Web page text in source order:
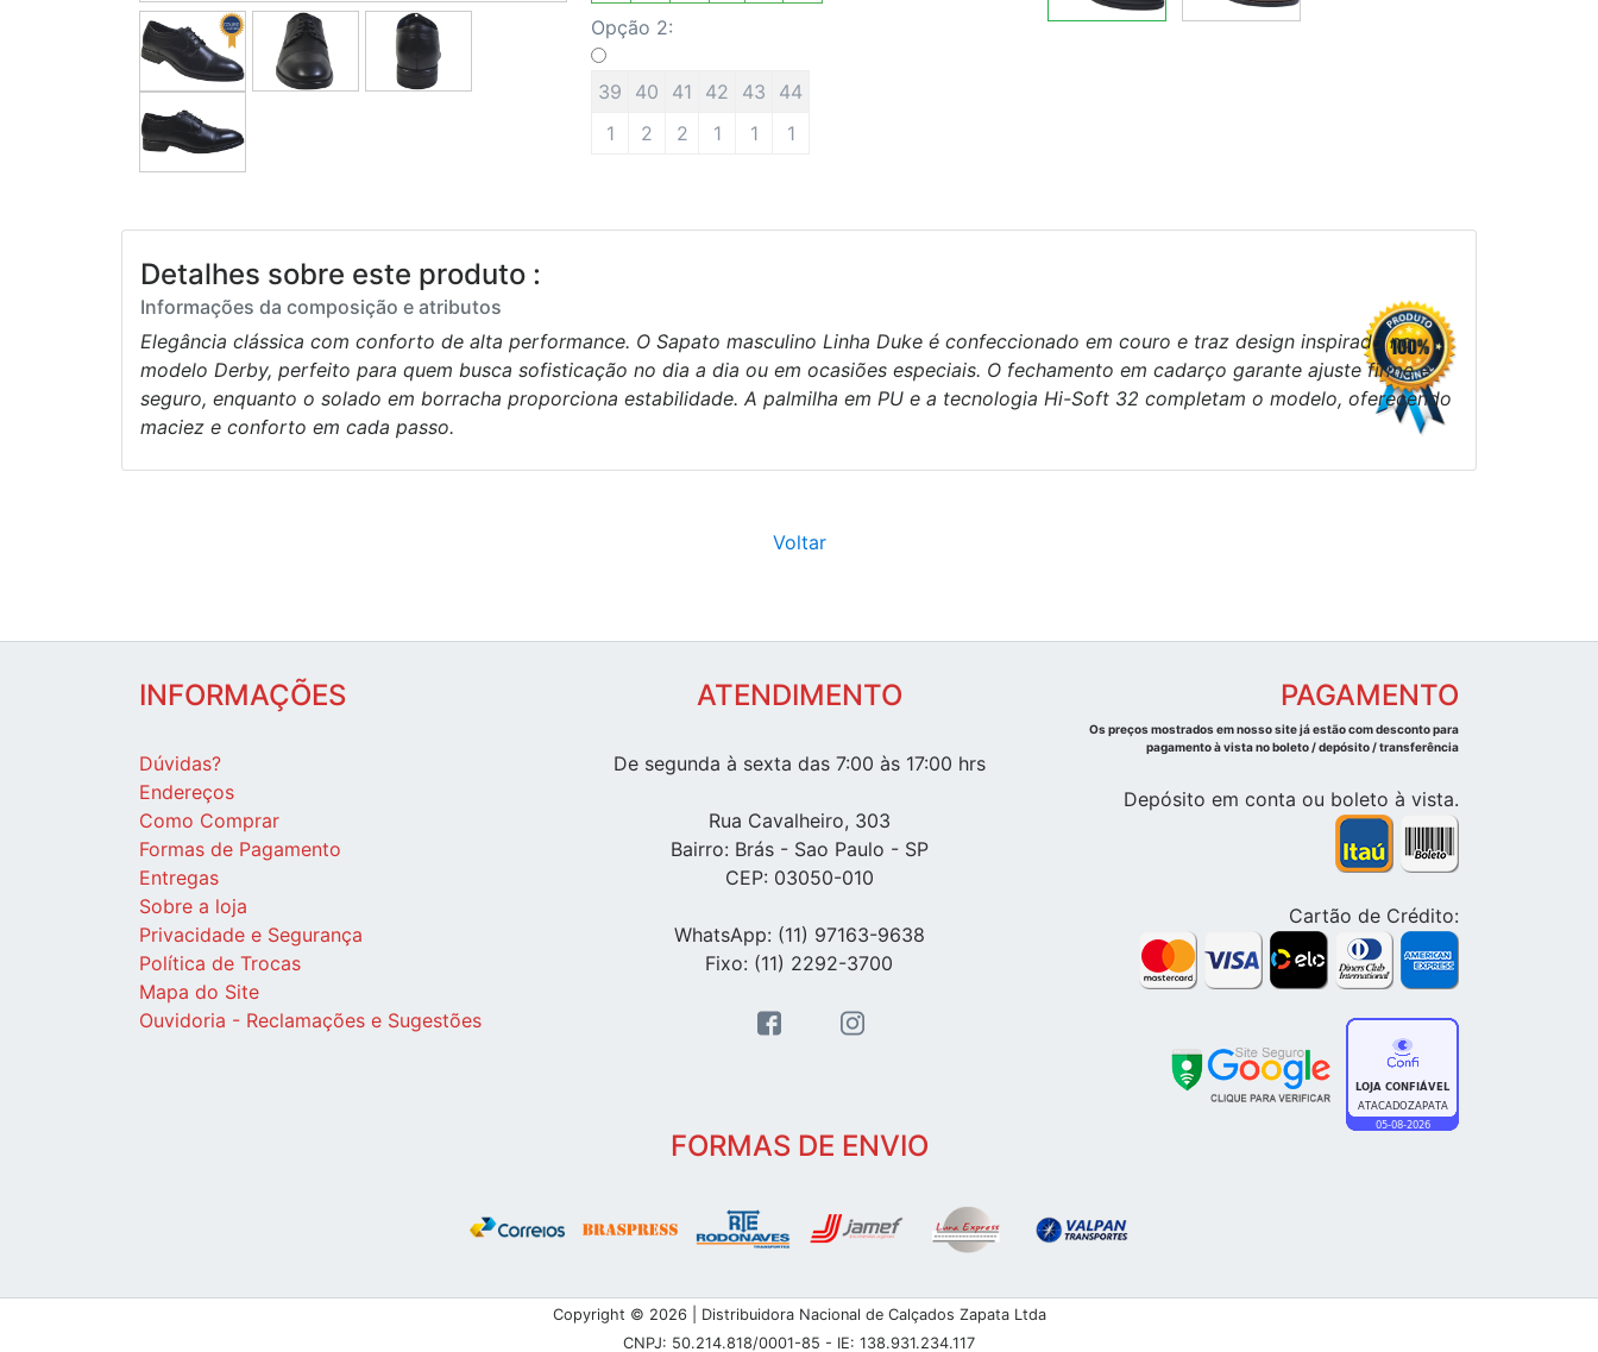
Opção 2:
39 40 41 42 43
44
1
2 2 1 1 1
Detalhes sobre este produto :
Informações da composição e atributos
Elegância clássica com conforto de alta performance. O Sapato masculino Linha Duke é confeccionado em couro e traz design inspirado no
modelo Derby, perfeito para quem busca sofisticação no dia a dia ou em ocasiões especiais. O fechamento em cadarço garante ajuste firme e
seguro, enquanto o solado em borracha proporciona estabilidade. A palmilha em PU e a tecnologia Hi-Soft 32 completam o modelo, oferecendo
maciez e conforto em cada passo.
Voltar
INFORMAÇÕES
Dúvidas?
Endereços
Como Comprar
Formas de Pagamento
Entregas
Sobre a loja
Privacidade e Segurança
Política de Trocas
Mapa do Site
Ouvidoria - Reclamações e Sugestões
ATENDIMENTO
De segunda à sexta das 7:00 às 17:00 hrs
Rua Cavalheiro, 303
Bairro: Brás - Sao Paulo - SP
CEP: 03050-010
WhatsApp: (11) 97163-9638
Fixo: (11) 2292-3700
PAGAMENTO
Os preços mostrados em nosso site já estão com desconto para
pagamento à vista no boleto / depósito / transferência
Depósito em conta ou boleto à vista.
Cartão de Crédito:
FORMAS DE ENVIO
Copyright © 2026 | Distribuidora Nacional de Calçados Zapata Ltda
CNPJ: 50.214.818/0001-85 - IE: 138.931.234.117